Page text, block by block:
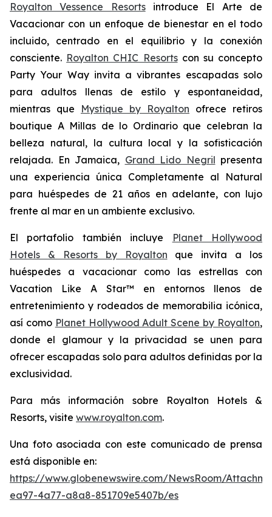
Royalton Vessence Resortsintroduce El Arte de
Vacacionar con un enfoque de bienestar en el todo
incluido, centrado en el equilibrio y la conexión
consciente. Royalton CHIC Resortscon su concepto
Party Your Wayinvita a vibrantes escapadas solo
para adultos llenas de estilo y espontaneidad,
mientras que Mystique by Royalton ofrece retiros
boutique A Millas de lo Ordinarioque celebran la
belleza natural, la cultura local y la sofisticación
relajada. En Jamaica, Grand Lido Negril presenta
una experiencia única Completamente al Natural
para huéspedes de 21 años en adelante, con lujo
frente al mar en un ambiente exclusivo.
El portafolio también incluye
Planet Hollywood
Hotels & Resorts by Royalton que invita a los
huéspedes a vacacionar como las estrellas con
Vacation Like A Star™ en entornos llenos de
entretenimiento y rodeados de memorabilia icónica,
así como Planet Hollywood Adult Scene by Royalton,
donde el glamour y la privacidad se unen para
ofrecer escapadas solo para adultos definidas por la
exclusividad.
Para más información sobre Royalton Hotels &
Resorts, visite www.royalton.com.
Una foto asociada con este comunicado de prensa
está disponible en:
https://www.globenewswire.com/NewsRoom/
ea97-4a77-a8a8-851709e5407b/es